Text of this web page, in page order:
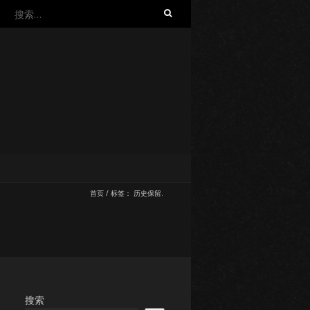
搜
首页 / 标签： 历史保留.
搜索